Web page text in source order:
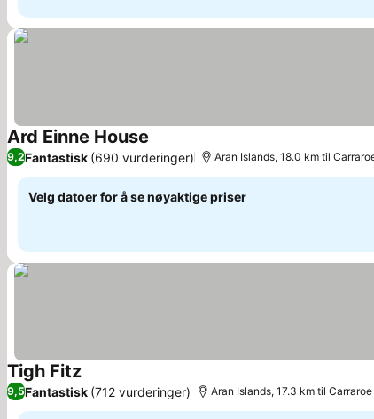
Ard Einne House Se priser
9,2Fantastisk (690 vurderinger) Aran Islands, 18.0 km til
Velg datoer for å se nøyaktige priser
Tigh FitzSe priser
9,5Fantastisk (712 vurderinger) Aran Islands, 17.3 km til Carraroe